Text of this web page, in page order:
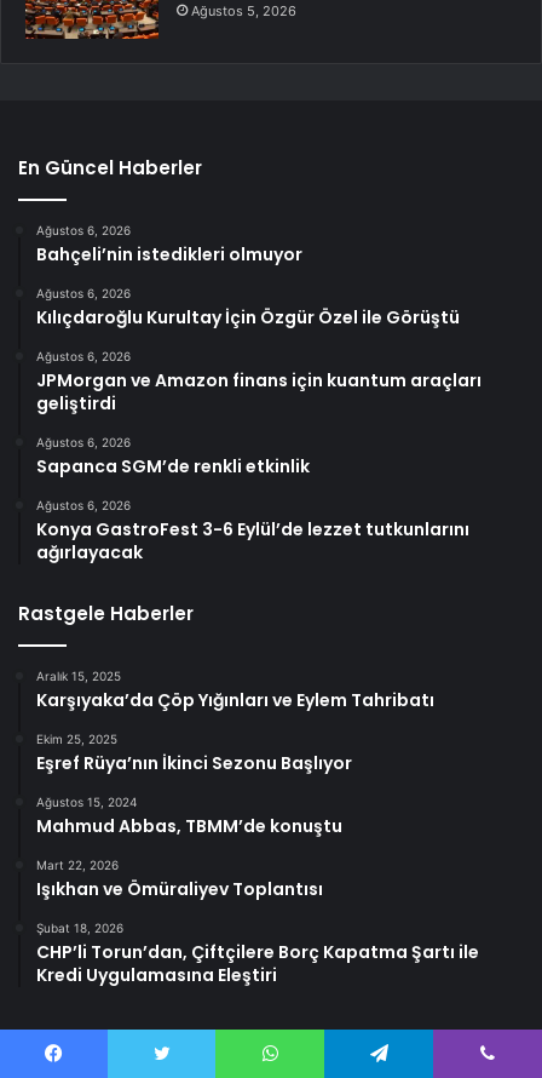
Ağustos 5, 2026
En Güncel Haberler
Ağustos 6, 2026
Bahçeli’nin istedikleri olmuyor
Ağustos 6, 2026
Kılıçdaroğlu Kurultay İçin Özgür Özel ile Görüştü
Ağustos 6, 2026
JPMorgan ve Amazon finans için kuantum araçları
geliştirdi
Ağustos 6, 2026
Sapanca SGM’de renkli etkinlik
Ağustos 6, 2026
Konya GastroFest 3-6 Eylül’de lezzet tutkunlarını
ağırlayacak
Rastgele Haberler
Aralık 15, 2025
Karşıyaka’da Çöp Yığınları ve Eylem Tahribatı
Ekim 25, 2025
Eşref Rüya’nın İkinci Sezonu Başlıyor
Ağustos 15, 2024
Mahmud Abbas, TBMM’de konuştu
Mart 22, 2026
Işıkhan ve Ömüraliyev Toplantısı
Şubat 18, 2026
CHP’li Torun’dan, Çiftçilere Borç Kapatma Şartı ile
Kredi Uygulamasına Eleştiri